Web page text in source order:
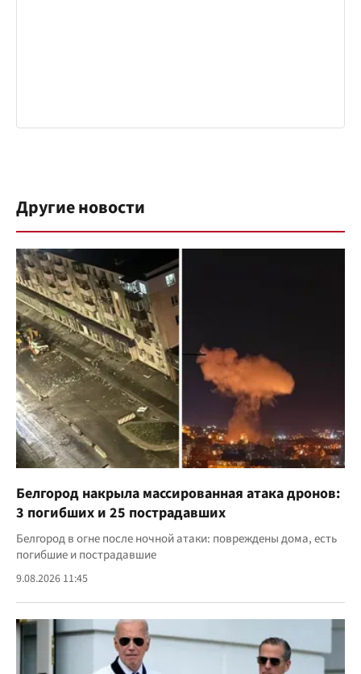
Другие новости
Белгород накрыла массированная атака дронов:
3 погибших и 25 пострадавших
Белгород в огне после ночной атаки: повреждены дома, есть
погибшие и пострадавшие
9.08.2026 11:45